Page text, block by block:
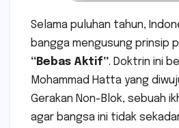
Selama puluhan tahun,
bangga mengusung prinsip
“Bebas Aktif”. Doktrin ini
Mohammad Hatta yang
Gerakan Non-Blok, sebuah
agar bangsa ini tidak